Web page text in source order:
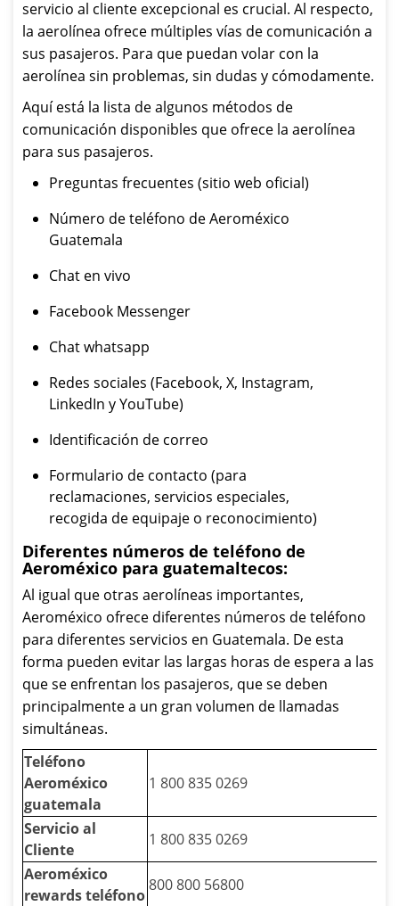
servicio al cliente excepcional es crucial. Al respecto,
la aerolínea ofrece múltiples vías de comunicación a
sus pasajeros. Para que puedan volar con la
aerolínea sin problemas, sin dudas y cómodamente.
Aquí está la lista de algunos métodos de
comunicación disponibles que ofrece la aerolínea
para sus pasajeros.
Preguntas frecuentes (sitio web oficial)
Número de teléfono de Aeroméxico
Guatemala
Chat en vivo
Facebook Messenger
Chat whatsapp
Redes sociales (Facebook, X, Instagram,
LinkedIn y YouTube)
Identificación de correo
Formulario de contacto (para
reclamaciones, servicios especiales,
recogida de equipaje o reconocimiento)
Diferentes números de teléfono de
Aeroméxico para guatemaltecos:
Al igual que otras aerolíneas importantes,
Aeroméxico ofrece diferentes números de teléfono
para diferentes servicios en Guatemala. De esta
forma pueden evitar las largas horas de espera a las
que se enfrentan los pasajeros, que se deben
principalmente a un gran volumen de llamadas
simultáneas.
Teléfono
Aeroméxico
guatemala
1 800 835 0269
Servicio al
Cliente
1 800 835 0269
Aeroméxico
rewards teléfono
800 800 56800